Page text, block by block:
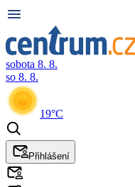
sobota 8. 8.
so 8. 8.
19°C
Přihlášení